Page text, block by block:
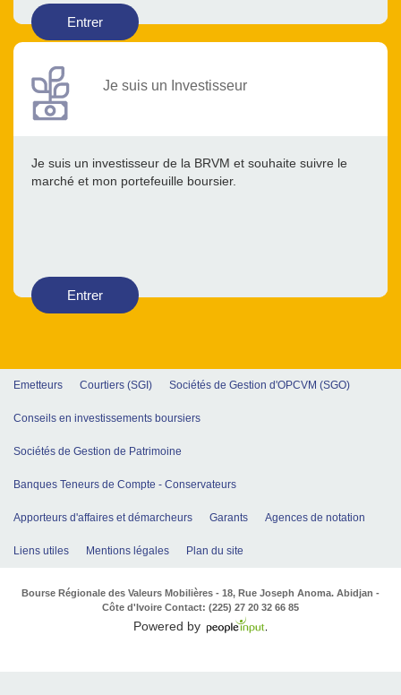
Entrer
Je suis un Investisseur
Je suis un investisseur de la BRVM et souhaite suivre le
marché et mon portefeuille boursier.
Entrer
Emetteurs Courtiers (SGI) Sociétés de Gestion d'OPCVM (SGO)
Conseils en investissements boursiers
Sociétés de Gestion de Patrimoine
Banques Teneurs de Compte - Conservateurs
Apporteurs d'affaires et démarcheurs Garants Agences de notation
Liens utiles Mentions légales Plan du site
Bourse Régionale des Valeurs Mobilières - 18, Rue Joseph Anoma. Abidjan -
Côte d'Ivoire Contact: (225) 27 20 32 66 85
Powered by